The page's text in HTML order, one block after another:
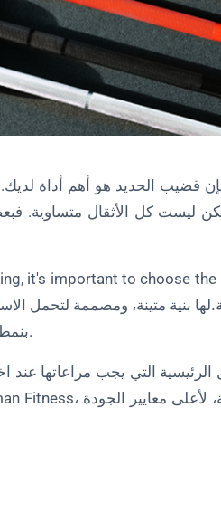
1. التكامل
1. ما هي
4. كيف
5.
فإن قضيب الحديد هو أهم أداة
ليست كل الأثقال متساوية.
it's important to choose
لها بنية متينة، ومصممة لتحمل
بنمط عقدة وقبضة جيدة، ونظام محمل سلس.
التي يجب مراعاتها